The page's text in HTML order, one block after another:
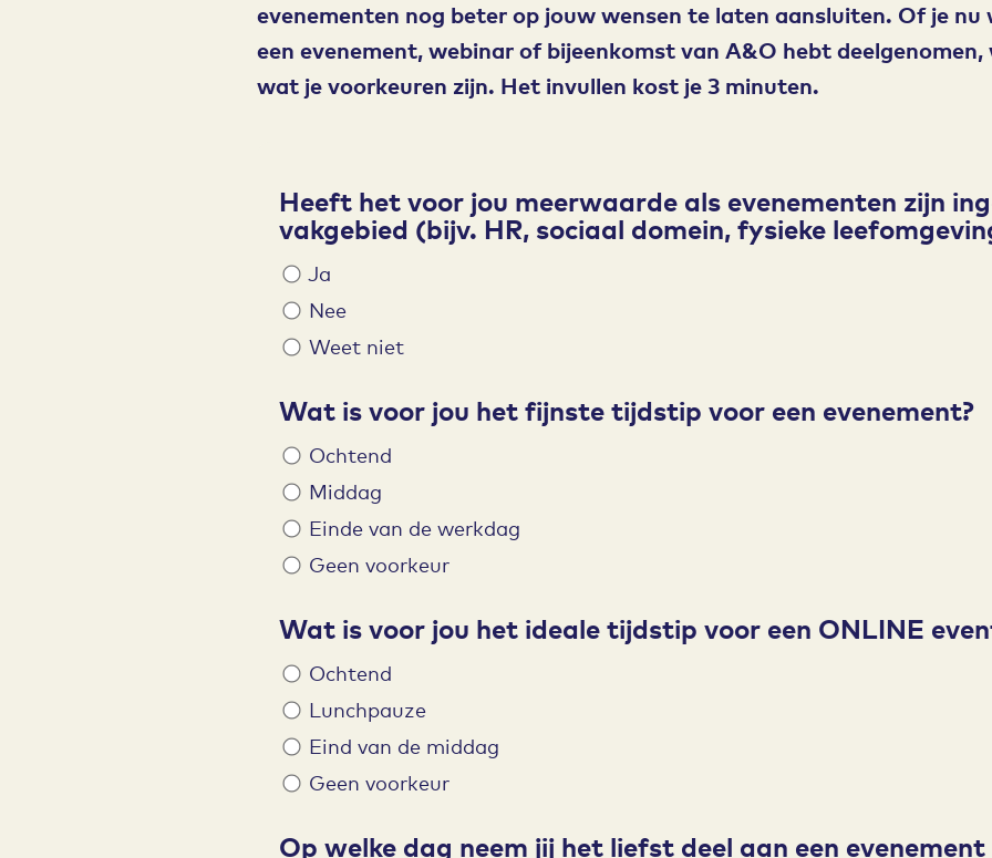
evenementen nog beter op jouw wensen te laten aansluiten. Of je
een evenement, webinar of bijeenkomst van A&O hebt deelgenomen,
wat je voorkeuren zijn. Het invullen kost je 3 minuten.
Freeform
Check
Leave
this
field
blank
Heeft het voor jou meerwaarde als evenementen zijn
vakgebied (bijv. HR, sociaal domein, fysieke
Ja
Nee
Weet niet
Wat is voor jou het fijnste tijdstip voor een evenement?
Ochtend
Middag
Einde van de werkdag
Geen voorkeur
Wat is voor jou het ideale tijdstip voor een ONLINE
Ochtend
Lunchpauze
Eind van de middag
Geen voorkeur
Op welke dag neem jij het liefst deel aan een